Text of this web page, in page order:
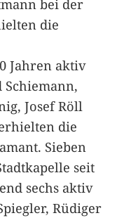
bei der
die
Jahren aktiv
Josef Röll
die
Sieben
seit
sechs aktiv
Rüdiger